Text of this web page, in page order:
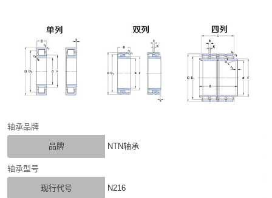
轴承品牌
品牌 NTN轴承
轴承型号
现行代号 N216